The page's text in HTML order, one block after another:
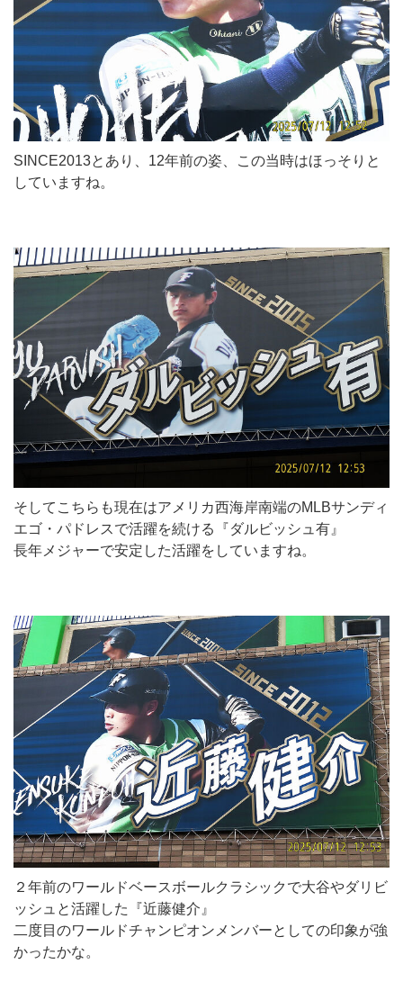
SINCE2013とあり、12年前の姿、この当時はほっそりと
していますね。
そしてこちらも現在はアメリカ西海岸南端のMLBサンディ
エゴ・パドレスで活躍を続ける『ダルビッシュ有』
長年メジャーで安定した活躍をしていますね。
２年前のワールドベースボールクラシックで大谷やダリビ
ッシュと活躍した『近藤健介』
二度目のワールドチャンピオンメンバーとしての印象が強
かったかな。